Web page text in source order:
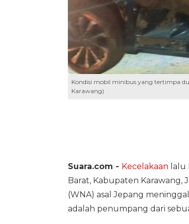
Kondisi mobil minibus yang tertimpa
Karawang)
Suara.com - Kecelakaan lalu
Barat, Kabupaten Karawang,
(WNA) asal Jepang
adalah penumpang dari